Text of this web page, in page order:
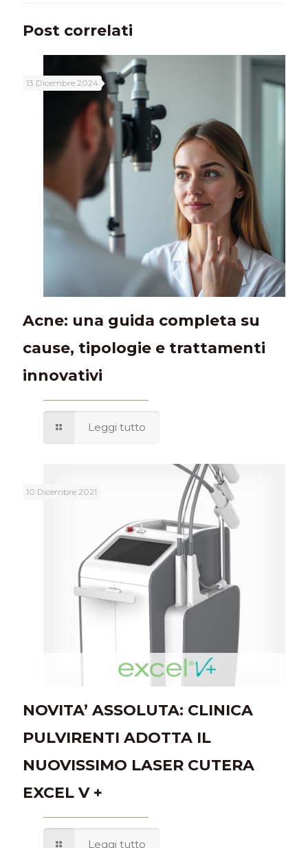
Post correlati
13 Dicembre 2024
Acne: una guida completa su
cause, tipologie e trattamenti
innovativi
Leggi tutto
10 Dicembre 2021
NOVITA’ ASSOLUTA: CLINICA
PULVIRENTI ADOTTA IL
NUOVISSIMO LASER CUTERA
EXCEL V +
Leggi tutto